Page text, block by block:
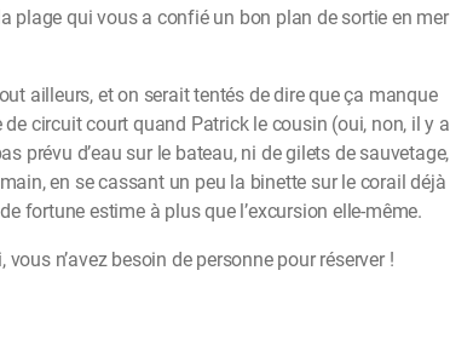
plage qui vous a confié un bon plan de sortie en mer
ailleurs, et on serait tentés de dire que ça manque
circuit court quand Patrick le cousin (oui, non, il y a
prévu d’eau sur le bateau, ni de gilets de sauvetage,
en se cassant un peu la binette sur le corail déjà
fortune estime à plus que l’excursion elle-même.
n’avez besoin de personne pour réserver !